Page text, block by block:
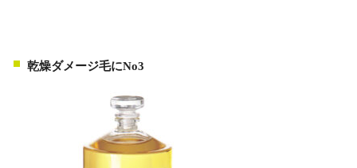
乾燥ダメージ毛にNo3